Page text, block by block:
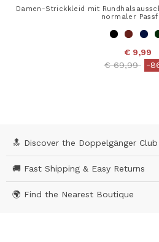
Damen-Strickkleid mit
normaler
€ 9,99
Price
€ 69,99to-
🔝 Discover the Doppelgänger Club
🚚 Fast Shipping & Easy Returns
🌍 Find the Nearest Boutique